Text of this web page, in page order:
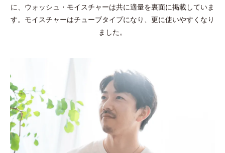
に、ウォッシュ・モイスチャーは共に適量を裏面に掲載していま
す。モイスチャーはチューブタイプになり、更に使いやすくなり
ました。